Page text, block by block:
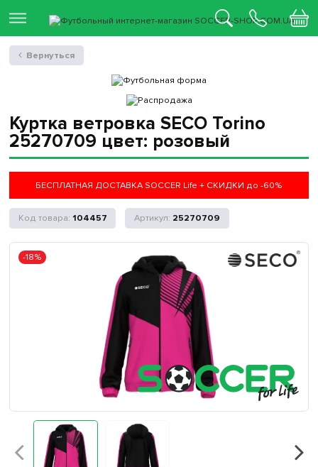
Куртка ветровка SECO Torino
25270709 цвет: розовый
БЕСПЛАТНАЯ ДОСТАВКА SOCCER Life + СКИДКИ до -60%
104457 25270709
-18%
Вернуться